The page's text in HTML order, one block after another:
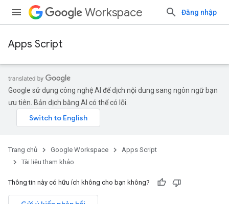
Workspace Đăng nhập
Apps Script
Google sử dụng công nghệ AI để dịch nội dung sang ngôn ngữ bạn
ưu tiên. Bản dịch bằng AI có thể có lỗi.
Trang chủ Google Workspace
Apps Script
Tài liệu tham khảo
Thông tin này có hữu ích không cho bạn không?